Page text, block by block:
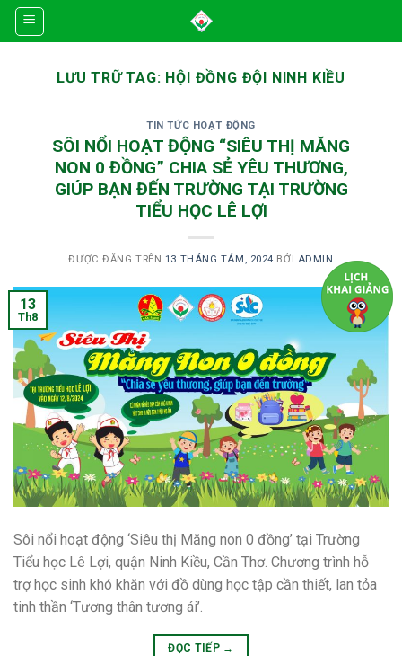
Skip
LƯU TRỮ TAG: HỘI ĐỒNG ĐỘI NINH KIỀU
TIN TỨC HOẠT ĐỘNG
SÔI NỔI HOẠT ĐỘNG “SIÊU THỊ MĂNG
NON 0 ĐỒNG” CHIA SẺ YÊU THƯƠNG,
GIÚP BẠN ĐẾN TRƯỜNG TẠI TRƯỜNG
TIỂU HỌC LÊ LỢI
ĐƯỢC ĐĂNG TRÊN 13 THÁNG TÁM, 2024 BỞI ADMIN
13
Th8
Sôi nổi hoạt động ‘Siêu thị Măng non 0 đồng’ tại Trường
Tiểu học Lê Lợi, quận Ninh Kiều, Cần Thơ. Chương trình hỗ
trợ học sinh khó khăn với đồ dùng học tập cần thiết, lan tỏa
tinh thần ‘Tương thân tương ái’.
ĐỌC TIẾP →